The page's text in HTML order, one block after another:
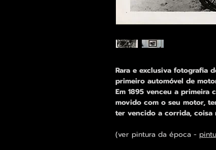
Rara e exclusiva fotografia
primeiro automóvel de
Em 1895 venceu a primeira
movido com o seu motor,
ter vencido a corrida, coisa
(ver pintura da época -